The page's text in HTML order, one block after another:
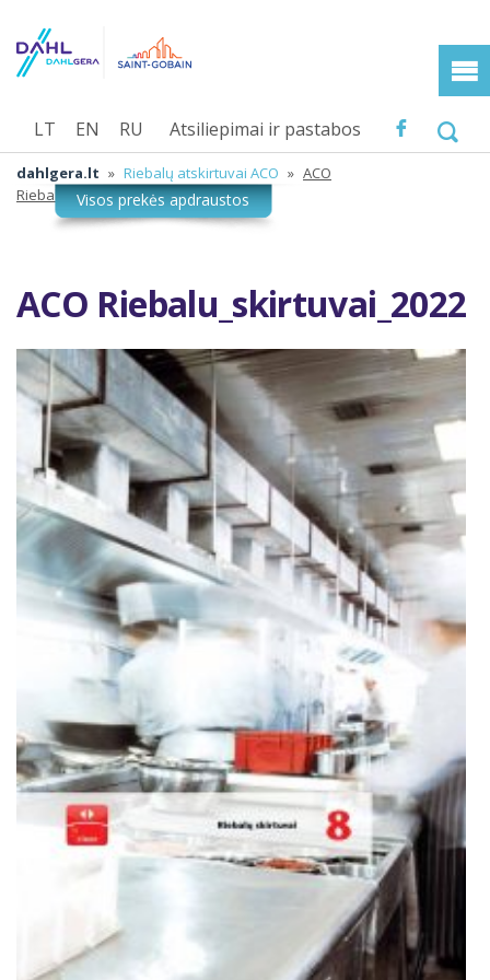
Atsiliepimai ir pastabos
LT EN RU
dahlgera.lt » Riebalų atskirtuvai ACO » ACO
Riebalu_skirtuvai_2022
ACO Riebalu_skirtuvai_2022